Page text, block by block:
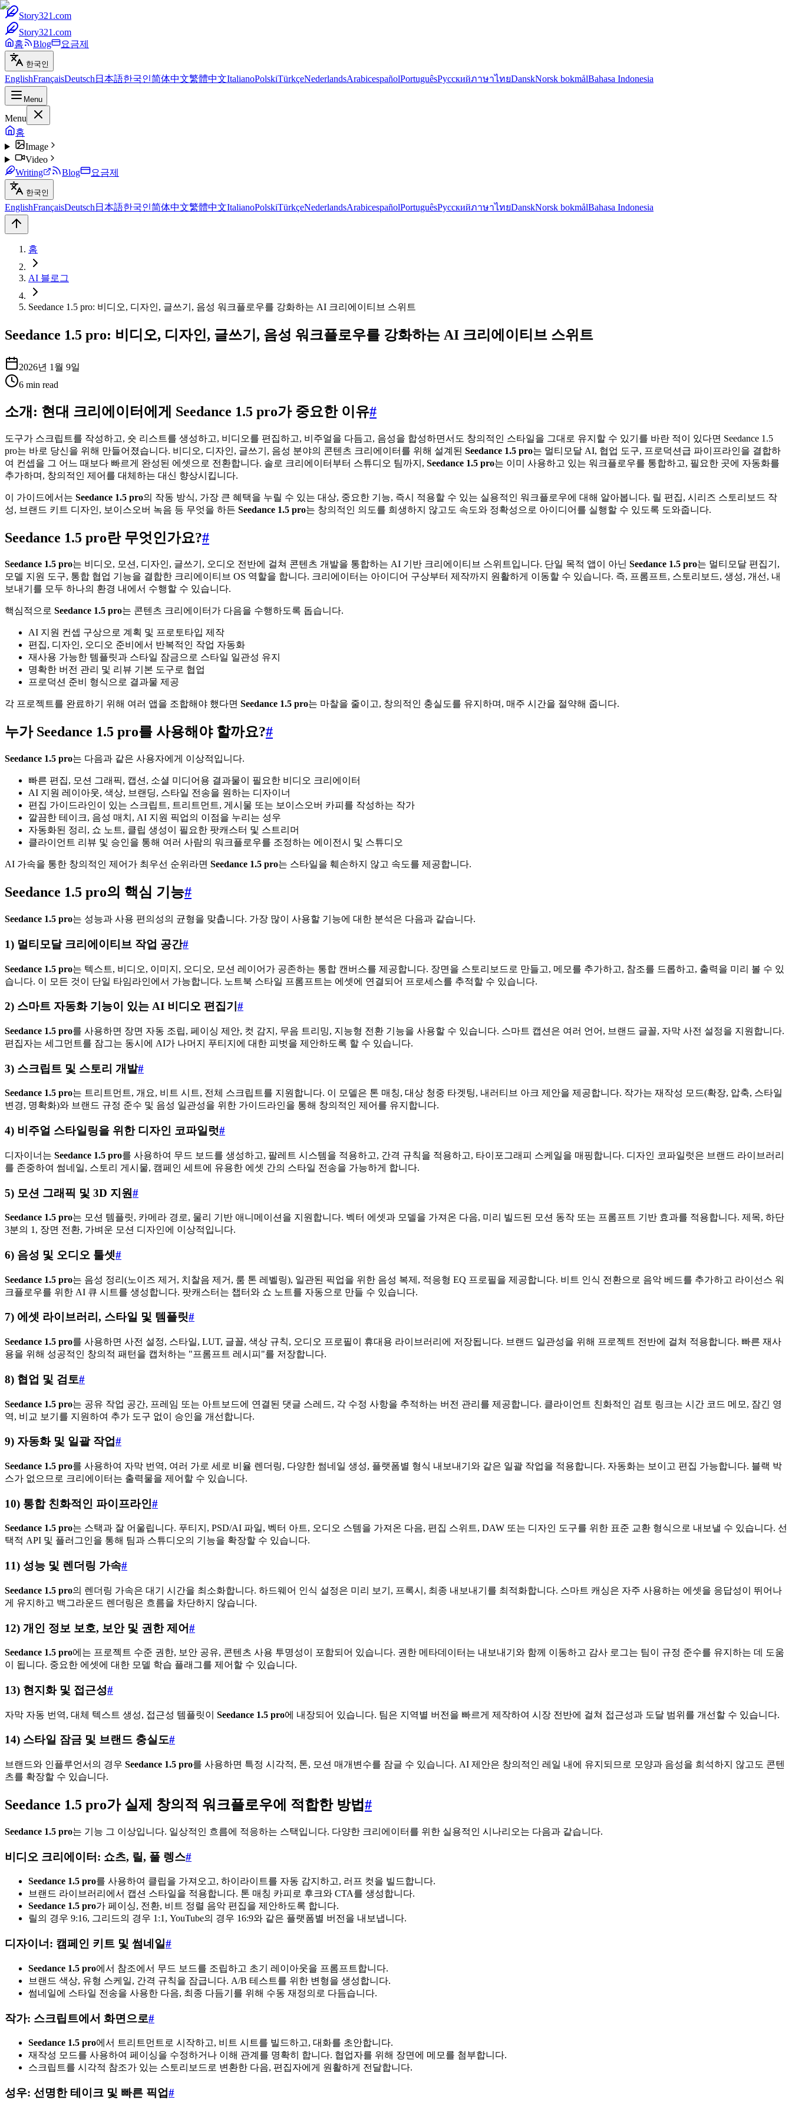
Story321.com
Story321.com
홈
Blog 요금제
한국인
EnglishFrançaisDeutsch 日本語한국인简体中文繁體中文ItalianoPolskiTürkçeNederlandsArabicespañolPortuguêsРусскийภาษาไทยDanskNorsk bokmålBahasa Indonesia
Menu
Menu
홈
Image
Video
Writing
Blog 요금제
한국인
EnglishFrançaisDeutsch 日本語한국인简体中文繁體中文ItalianoPolskiTürkçeNederlandsArabicespañolPortuguêsРусскийภาษาไทยDanskNorsk bokmålBahasa Indonesia
홈
AI 블로그
Seedance 1.5 pro: 비디오, 디자인, 글쓰기, 음성 워크플로우를 강화하는 AI 크리에이티브 스위트
Seedance 1.5 pro: 비디오, 디자인, 글쓰기, 음성 워크플로우를 강화하는 AI 크리에이티브 스위트
2026년 1월 9일
6 min read
소개: 현대 크리에이터에게 Seedance 1.5 pro가 중요한 이유#
도구가 스크립트를 작성하고, 숏 리스트를 생성하고, 비디오를 편집하고, 비주얼을 다듬고, 음성을 합성하면서도 창의적인 스타일을 그대로 유지할 수 있기를 바란 적이 있다면 Seedance 1.5
pro는 바로 당신을 위해 만들어졌습니다. 비디오, 디자인, 글쓰기, 음성 분야의 콘텐츠 크리에이터를 위해 설계된 Seedance 1.5 pro는 멀티모달 AI, 협업 도구, 프로덕션급 파이프라인을 결합하
여 컨셉을 그 어느 때보다 빠르게 완성된 에셋으로 전환합니다. 솔로 크리에이터부터 스튜디오 팀까지, Seedance 1.5 pro는 이미 사용하고 있는 워크플로우를 통합하고, 필요한 곳에 자동화를
추가하며, 창의적인 제어를 대체하는 대신 향상시킵니다.
이 가이드에서는 Seedance 1.5 pro의 작동 방식, 가장 큰 혜택을 누릴 수 있는 대상, 중요한 기능, 즉시 적용할 수 있는 실용적인 워크플로우에 대해 알아봅니다. 릴 편집, 시리즈 스토리보드 작
성, 브랜드 키트 디자인, 보이스오버 녹음 등 무엇을 하든 Seedance 1.5 pro는 창의적인 의도를 희생하지 않고도 속도와 정확성으로 아이디어를 실행할 수 있도록 도와줍니다.
Seedance 1.5 pro란 무엇인가요?#
Seedance 1.5 pro는 비디오, 모션, 디자인, 글쓰기, 오디오 전반에 걸쳐 콘텐츠 개발을 통합하는 AI 기반 크리에이티브 스위트입니다. 단일 목적 앱이 아닌 Seedance 1.5 pro는 멀티모달 편집기,
모델 지원 도구, 통합 협업 기능을 결합한 크리에이티브 OS 역할을 합니다. 크리에이터는 아이디어 구상부터 제작까지 원활하게 이동할 수 있습니다. 즉, 프롬프트, 스토리보드, 생성, 개선, 내
보내기를 모두 하나의 환경 내에서 수행할 수 있습니다.
핵심적으로 Seedance 1.5 pro는 콘텐츠 크리에이터가 다음을 수행하도록 돕습니다.
AI 지원 컨셉 구상으로 계획 및 프로토타입 제작
편집, 디자인, 오디오 준비에서 반복적인 작업 자동화
재사용 가능한 템플릿과 스타일 잠금으로 스타일 일관성 유지
명확한 버전 관리 및 리뷰 기본 도구로 협업
프로덕션 준비 형식으로 결과물 제공
각 프로젝트를 완료하기 위해 여러 앱을 조합해야 했다면 Seedance 1.5 pro는 마찰을 줄이고, 창의적인 충실도를 유지하며, 매주 시간을 절약해 줍니다.
누가 Seedance 1.5 pro를 사용해야 할까요?#
Seedance 1.5 pro는 다음과 같은 사용자에게 이상적입니다.
빠른 편집, 모션 그래픽, 캡션, 소셜 미디어용 결과물이 필요한 비디오 크리에이터
AI 지원 레이아웃, 색상, 브랜딩, 스타일 전송을 원하는 디자이너
편집 가이드라인이 있는 스크립트, 트리트먼트, 게시물 또는 보이스오버 카피를 작성하는 작가
깔끔한 테이크, 음성 매치, AI 지원 픽업의 이점을 누리는 성우
자동화된 정리, 쇼 노트, 클립 생성이 필요한 팟캐스터 및 스트리머
클라이언트 리뷰 및 승인을 통해 여러 사람의 워크플로우를 조정하는 에이전시 및 스튜디오
AI 가속을 통한 창의적인 제어가 최우선 순위라면 Seedance 1.5 pro는 스타일을 훼손하지 않고 속도를 제공합니다.
Seedance 1.5 pro의 핵심 기능#
Seedance 1.5 pro는 성능과 사용 편의성의 균형을 맞춥니다. 가장 많이 사용할 기능에 대한 분석은 다음과 같습니다.
1) 멀티모달 크리에이티브 작업 공간#
Seedance 1.5 pro는 텍스트, 비디오, 이미지, 오디오, 모션 레이어가 공존하는 통합 캔버스를 제공합니다. 장면을 스토리보드로 만들고, 메모를 추가하고, 참조를 드롭하고, 출력을 미리 볼 수 있
습니다. 이 모든 것이 단일 타임라인에서 가능합니다. 노트북 스타일 프롬프트는 에셋에 연결되어 프로세스를 추적할 수 있습니다.
2) 스마트 자동화 기능이 있는 AI 비디오 편집기 #
Seedance 1.5 pro를 사용하면 장면 자동 조립, 페이싱 제안, 컷 감지, 무음 트리밍, 지능형 전환 기능을 사용할 수 있습니다. 스마트 캡션은 여러 언어, 브랜드 글꼴, 자막 사전 설정을 지원합니다.
편집자는 세그먼트를 잠그는 동시에 AI가 나머지 푸티지에 대한 피벗을 제안하도록 할 수 있습니다.
3) 스크립트 및 스토리 개발#
Seedance 1.5 pro는 트리트먼트, 개요, 비트 시트, 전체 스크립트를 지원합니다. 이 모델은 톤 매칭, 대상 청중 타겟팅, 내러티브 아크 제안을 제공합니다. 작가는 재작성 모드(확장, 압축, 스타일
변경, 명확화)와 브랜드 규정 준수 및 음성 일관성을 위한 가이드라인을 통해 창의적인 제어를 유지합니다.
4) 비주얼 스타일링을 위한 디자인 코파일럿#
디자이너는 Seedance 1.5 pro를 사용하여 무드 보드를 생성하고, 팔레트 시스템을 적용하고, 간격 규칙을 적용하고, 타이포그래피 스케일을 매핑합니다. 디자인 코파일럿은 브랜드 라이브러리
를 존중하여 썸네일, 스토리 게시물, 캠페인 세트에 유용한 에셋 간의 스타일 전송을 가능하게 합니다.
5) 모션 그래픽 및 3D 지원#
Seedance 1.5 pro는 모션 템플릿, 카메라 경로, 물리 기반 애니메이션을 지원합니다. 벡터 에셋과 모델을 가져온 다음, 미리 빌드된 모션 동작 또는 프롬프트 기반 효과를 적용합니다. 제목, 하단
3분의 1, 장면 전환, 가벼운 모션 디자인에 이상적입니다.
6) 음성 및 오디오 툴셋#
Seedance 1.5 pro는 음성 정리(노이즈 제거, 치찰음 제거, 룸 톤 레벨링), 일관된 픽업을 위한 음성 복제, 적응형 EQ 프로필을 제공합니다. 비트 인식 전환으로 음악 베드를 추가하고 라이선스 워
크플로우를 위한 AI 큐 시트를 생성합니다. 팟캐스터는 챕터와 쇼 노트를 자동으로 만들 수 있습니다.
7) 에셋 라이브러리, 스타일 및 템플릿#
Seedance 1.5 pro를 사용하면 사전 설정, 스타일, LUT, 글꼴, 색상 규칙, 오디오 프로필이 휴대용 라이브러리에 저장됩니다. 브랜드 일관성을 위해 프로젝트 전반에 걸쳐 적용합니다. 빠른 재사
용을 위해 성공적인 창의적 패턴을 캡처하는 "프롬프트 레시피"를 저장합니다.
8) 협업 및 검토#
Seedance 1.5 pro는 공유 작업 공간, 프레임 또는 아트보드에 연결된 댓글 스레드, 각 수정 사항을 추적하는 버전 관리를 제공합니다. 클라이언트 친화적인 검토 링크는 시간 코드 메모, 잠긴 영
역, 비교 보기를 지원하여 추가 도구 없이 승인을 개선합니다.
9) 자동화 및 일괄 작업#
Seedance 1.5 pro를 사용하여 자막 번역, 여러 가로 세로 비율 렌더링, 다양한 썸네일 생성, 플랫폼별 형식 내보내기와 같은 일괄 작업을 적용합니다. 자동화는 보이고 편집 가능합니다. 블랙 박
스가 없으므로 크리에이터는 출력물을 제어할 수 있습니다.
10) 통합 친화적인 파이프라인#
Seedance 1.5 pro는 스택과 잘 어울립니다. 푸티지, PSD/AI 파일, 벡터 아트, 오디오 스템을 가져온 다음, 편집 스위트, DAW 또는 디자인 도구를 위한 표준 교환 형식으로 내보낼 수 있습니다. 선
택적 API 및 플러그인을 통해 팀과 스튜디오의 기능을 확장할 수 있습니다.
11) 성능 및 렌더링 가속#
Seedance 1.5 pro의 렌더링 가속은 대기 시간을 최소화합니다. 하드웨어 인식 설정은 미리 보기, 프록시, 최종 내보내기를 최적화합니다. 스마트 캐싱은 자주 사용하는 에셋을 응답성이 뛰어나
게 유지하고 백그라운드 렌더링은 흐름을 차단하지 않습니다.
12) 개인 정보 보호, 보안 및 권한 제어#
Seedance 1.5 pro에는 프로젝트 수준 권한, 보안 공유, 콘텐츠 사용 투명성이 포함되어 있습니다. 권한 메타데이터는 내보내기와 함께 이동하고 감사 로그는 팀이 규정 준수를 유지하는 데 도움
이 됩니다. 중요한 에셋에 대한 모델 학습 플래그를 제어할 수 있습니다.
13) 현지화 및 접근성#
자막 자동 번역, 대체 텍스트 생성, 접근성 템플릿이 Seedance 1.5 pro에 내장되어 있습니다. 팀은 지역별 버전을 빠르게 제작하여 시장 전반에 걸쳐 접근성과 도달 범위를 개선할 수 있습니다.
14) 스타일 잠금 및 브랜드 충실도#
브랜드와 인플루언서의 경우 Seedance 1.5 pro를 사용하면 특정 시각적, 톤, 모션 매개변수를 잠글 수 있습니다. AI 제안은 창의적인 레일 내에 유지되므로 모양과 음성을 희석하지 않고도 콘텐
츠를 확장할 수 있습니다.
Seedance 1.5 pro가 실제 창의적 워크플로우에 적합한 방법#
Seedance 1.5 pro는 기능 그 이상입니다. 일상적인 흐름에 적응하는 스택입니다. 다양한 크리에이터를 위한 실용적인 시나리오는 다음과 같습니다.
비디오 크리에이터: 쇼츠, 릴, 풀 렝스#
Seedance 1.5 pro를 사용하여 클립을 가져오고, 하이라이트를 자동 감지하고, 러프 컷을 빌드합니다.
브랜드 라이브러리에서 캡션 스타일을 적용합니다. 톤 매칭 카피로 후크와 CTA를 생성합니다.
Seedance 1.5 pro가 페이싱, 전환, 비트 정렬 음악 편집을 제안하도록 합니다.
릴의 경우 9:16, 그리드의 경우 1:1, YouTube의 경우 16:9와 같은 플랫폼별 버전을 내보냅니다.
디자이너: 캠페인 키트 및 썸네일#
Seedance 1.5 pro에서 참조에서 무드 보드를 조립하고 초기 레이아웃을 프롬프트합니다.
브랜드 색상, 유형 스케일, 간격 규칙을 잠급니다. A/B 테스트를 위한 변형을 생성합니다.
썸네일에 스타일 전송을 사용한 다음, 최종 다듬기를 위해 수동 재정의로 다듬습니다.
작가: 스크립트에서 화면으로#
Seedance 1.5 pro에서 트리트먼트로 시작하고, 비트 시트를 빌드하고, 대화를 초안합니다.
재작성 모드를 사용하여 페이싱을 수정하거나 이해 관계를 명확히 합니다. 협업자를 위해 장면에 메모를 첨부합니다.
스크립트를 시각적 참조가 있는 스토리보드로 변환한 다음, 편집자에게 원활하게 전달합니다.
성우: 선명한 테이크 및 빠른 픽업#